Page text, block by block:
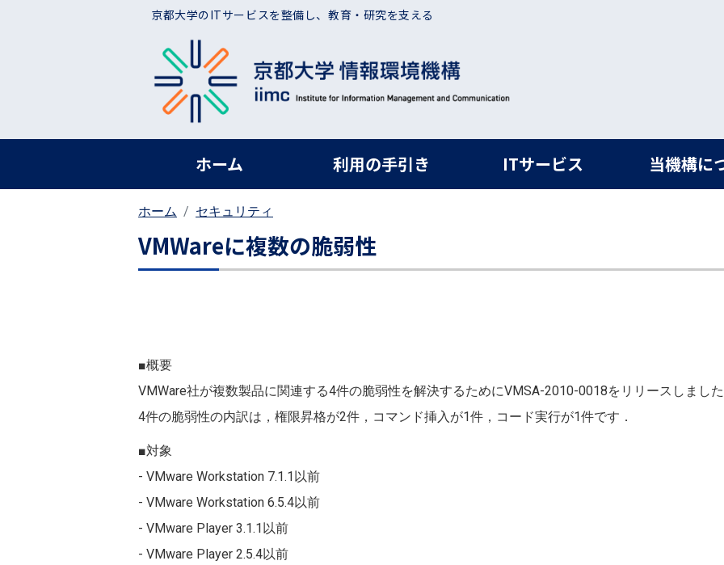
京都大学のITサービスを整備し、教育・研究を支える
ヘッダー グローバルナビ
ホーム 利用の手引き ITサービス 当機構に
ホーム セキュリティ
VMWareに複数の脆弱性
■概要
VMWare社が複数製品に関連する4件の脆弱性を解決するためにVMSA-2010-0018をリリースしました
4件の脆弱性の内訳は，権限昇格が2件，コマンド挿入が1件，コード実行が1件です．
■対象
- VMware Workstation 7.1.1以前
- VMware Workstation 6.5.4以前
- VMware Player 3.1.1以前
- VMware Player 2.5.4以前